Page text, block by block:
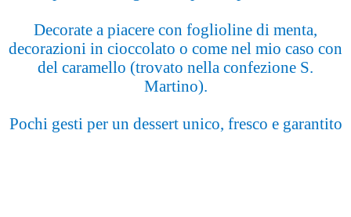
Decorate a piacere con foglioline di menta,
decorazioni in cioccolato o come nel mio caso con
del caramello (trovato nella confezione S.
Martino).
Pochi gesti per un dessert unico, fresco e garantito